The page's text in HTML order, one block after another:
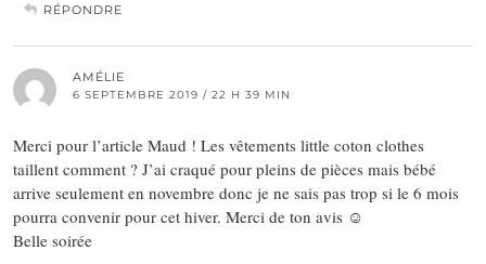
RÉPONDRE
AMÉLIE
6 SEPTEMBRE 2019 / 22 H 39 MIN
Merci pour l’article Maud ! Les vêtements little coton clothes
taillent comment ? J’ai craqué pour pleins de pièces mais bébé
arrive seulement en novembre donc je ne sais pas trop si le 6 mois
pourra convenir pour cet hiver. Merci de ton avis ☺️
Belle soirée